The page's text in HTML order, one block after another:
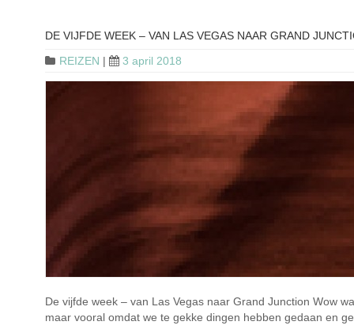
DE VIJFDE WEEK – VAN LAS VEGAS NAAR GRAND
REIZEN | 3 april 2018
De vijfde week – van Las Vegas naar Grand Junction Wow
maar vooral omdat we te gekke dingen hebben gedaan en